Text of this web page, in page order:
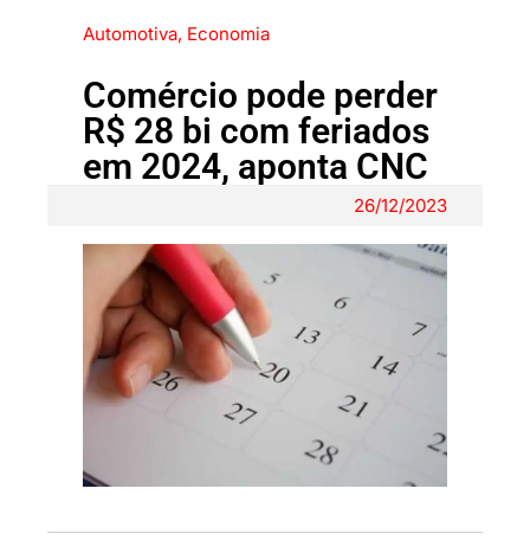
Automotiva, Economia
Comércio pode perder
R$ 28 bi com feriados
em 2024, aponta CNC
26/12/2023